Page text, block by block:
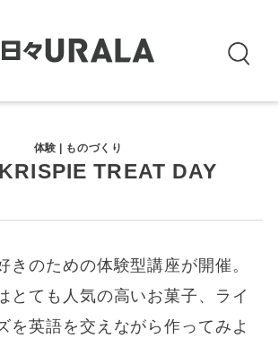
体験 | ものづくり
TREAT DAY
きのための体験型講座が開催。
とても人気の高いお菓子、ライ
を英語を交えながら作ってみよ